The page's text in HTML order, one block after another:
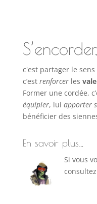
S’encorder,
c'est partager le sens
c’est renforcerles
Former une cordée,
équipier, lui apporter
bénéficier des
En savoir plus…
Si vous